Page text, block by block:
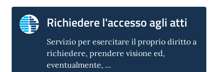
Richiedere l'accesso agli atti
Servizio per esercitare il proprio diritto a
richiedere, prendere visione ed,
eventualmente, ...